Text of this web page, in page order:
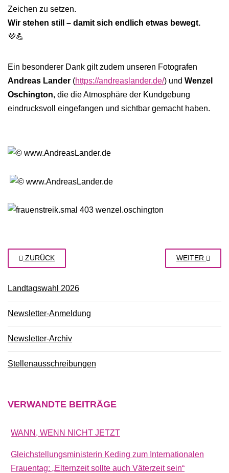
Zeichen zu setzen.
Wir stehen still – damit sich endlich etwas bewegt.
💜💪
Ein besonderer Dank gilt zudem unseren Fotografen
Andreas Lander (https://andreaslander.de/) und Wenzel
Oschington, die die Atmosphäre der Kundgebung
eindrucksvoll eingefangen und sichtbar gemacht haben.
ZURÜCK WEITER
Landtagswahl 2026
Newsletter-Anmeldung
Newsletter-Archiv
Stellenausschreibungen
VERWANDTE BEITRÄGE
WANN, WENN NICHT JETZT
Gleichstellungsministerin Keding zum Internationalen
Frauentag: „Elternzeit sollte auch Väterzeit sein“